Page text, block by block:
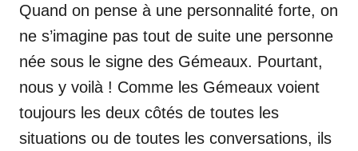
Quand on pense à une personnalité forte, on
ne s’imagine pas tout de suite une personne
née sous le signe des Gémeaux. Pourtant,
nous y voilà ! Comme les Gémeaux voient
toujours les deux côtés de toutes les
situations ou de toutes les conversations, ils